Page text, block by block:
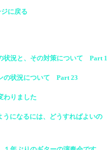
に戻る
状況と、その対策について Part 1
の状況について Part 23
わりました
になるには、どうすればよいの